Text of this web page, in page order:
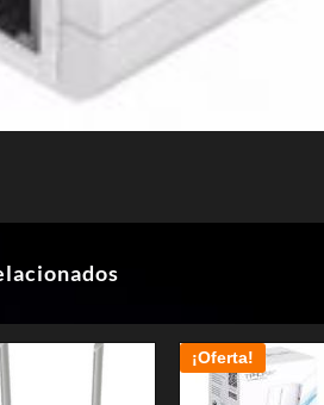
¡Oferta!